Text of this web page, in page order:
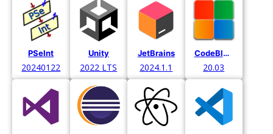
PSeInt
20240122
Unity
2022 LTS
JetBrains
2024.1.1
CodeBlocks
20.03